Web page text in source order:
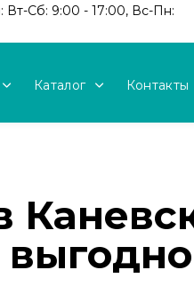
Вт-Сб: 9:00 - 17:00, Вс-Пн:
Каталог Контакты